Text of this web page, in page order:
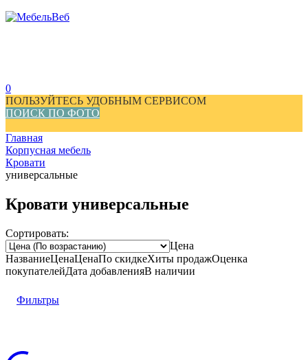
0
ПОЛЬЗУЙТЕСЬ УДОБНЫМ СЕРВИСОМ
ПОИСК ПО ФОТО
Главная
Корпусная мебель
Кровати
универсальные
Кровати универсальные
Сортировать:
Цена
НазваниеЦенаЦенаПо скидкеХиты продажОценка
покупателейДата добавленияВ наличии
Фильтры